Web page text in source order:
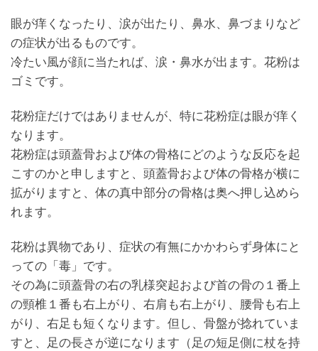
眼が痒くなったり、涙が出たり、鼻水、鼻づまりなど
の症状が出るものです。
冷たい風が顔に当たれば、涙・鼻水が出ます。花粉は
ゴミです。
花粉症だけではありませんが、特に花粉症は眼が痒く
なります。
花粉症は頭蓋骨および体の骨格にどのような反応を起
こすのかと申しますと、頭蓋骨および体の骨格が横に
拡がりますと、体の真中部分の骨格は奥へ押し込めら
れます。
花粉は異物であり、症状の有無にかかわらず身体にと
っての「毒」です。
その為に頭蓋骨の右の乳様突起および首の骨の１番上
の頸椎１番も右上がり、右肩も右上がり、腰骨も右上
がり、右足も短くなります。但し、骨盤が捻れていま
すと、足の長さが逆になります（足の短足側に杖を持